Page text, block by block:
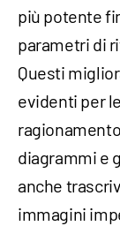
più potente
parametri di
Questi
evidenti per
diagrammi e
anche
immagini